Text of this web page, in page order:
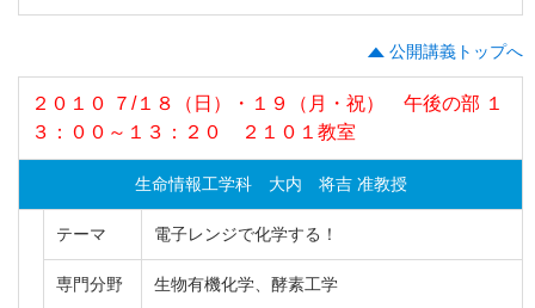
公開講義トップへ
２０１０ ７/１８（日）・１９（月・祝） 午後の部 １
３：００～１３：２０ ２１０１教室
生命情報工学科 大内 将吉 准教授
テーマ 電子レンジで化学する！
専門分野 生物有機化学、酵素工学